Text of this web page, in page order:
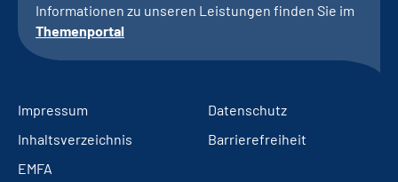
Informationen zu unseren Leistungen finden Sie im
Themenportal
Impressum
Datenschutz
Inhaltsverzeichnis
Barrierefreiheit
EMFA